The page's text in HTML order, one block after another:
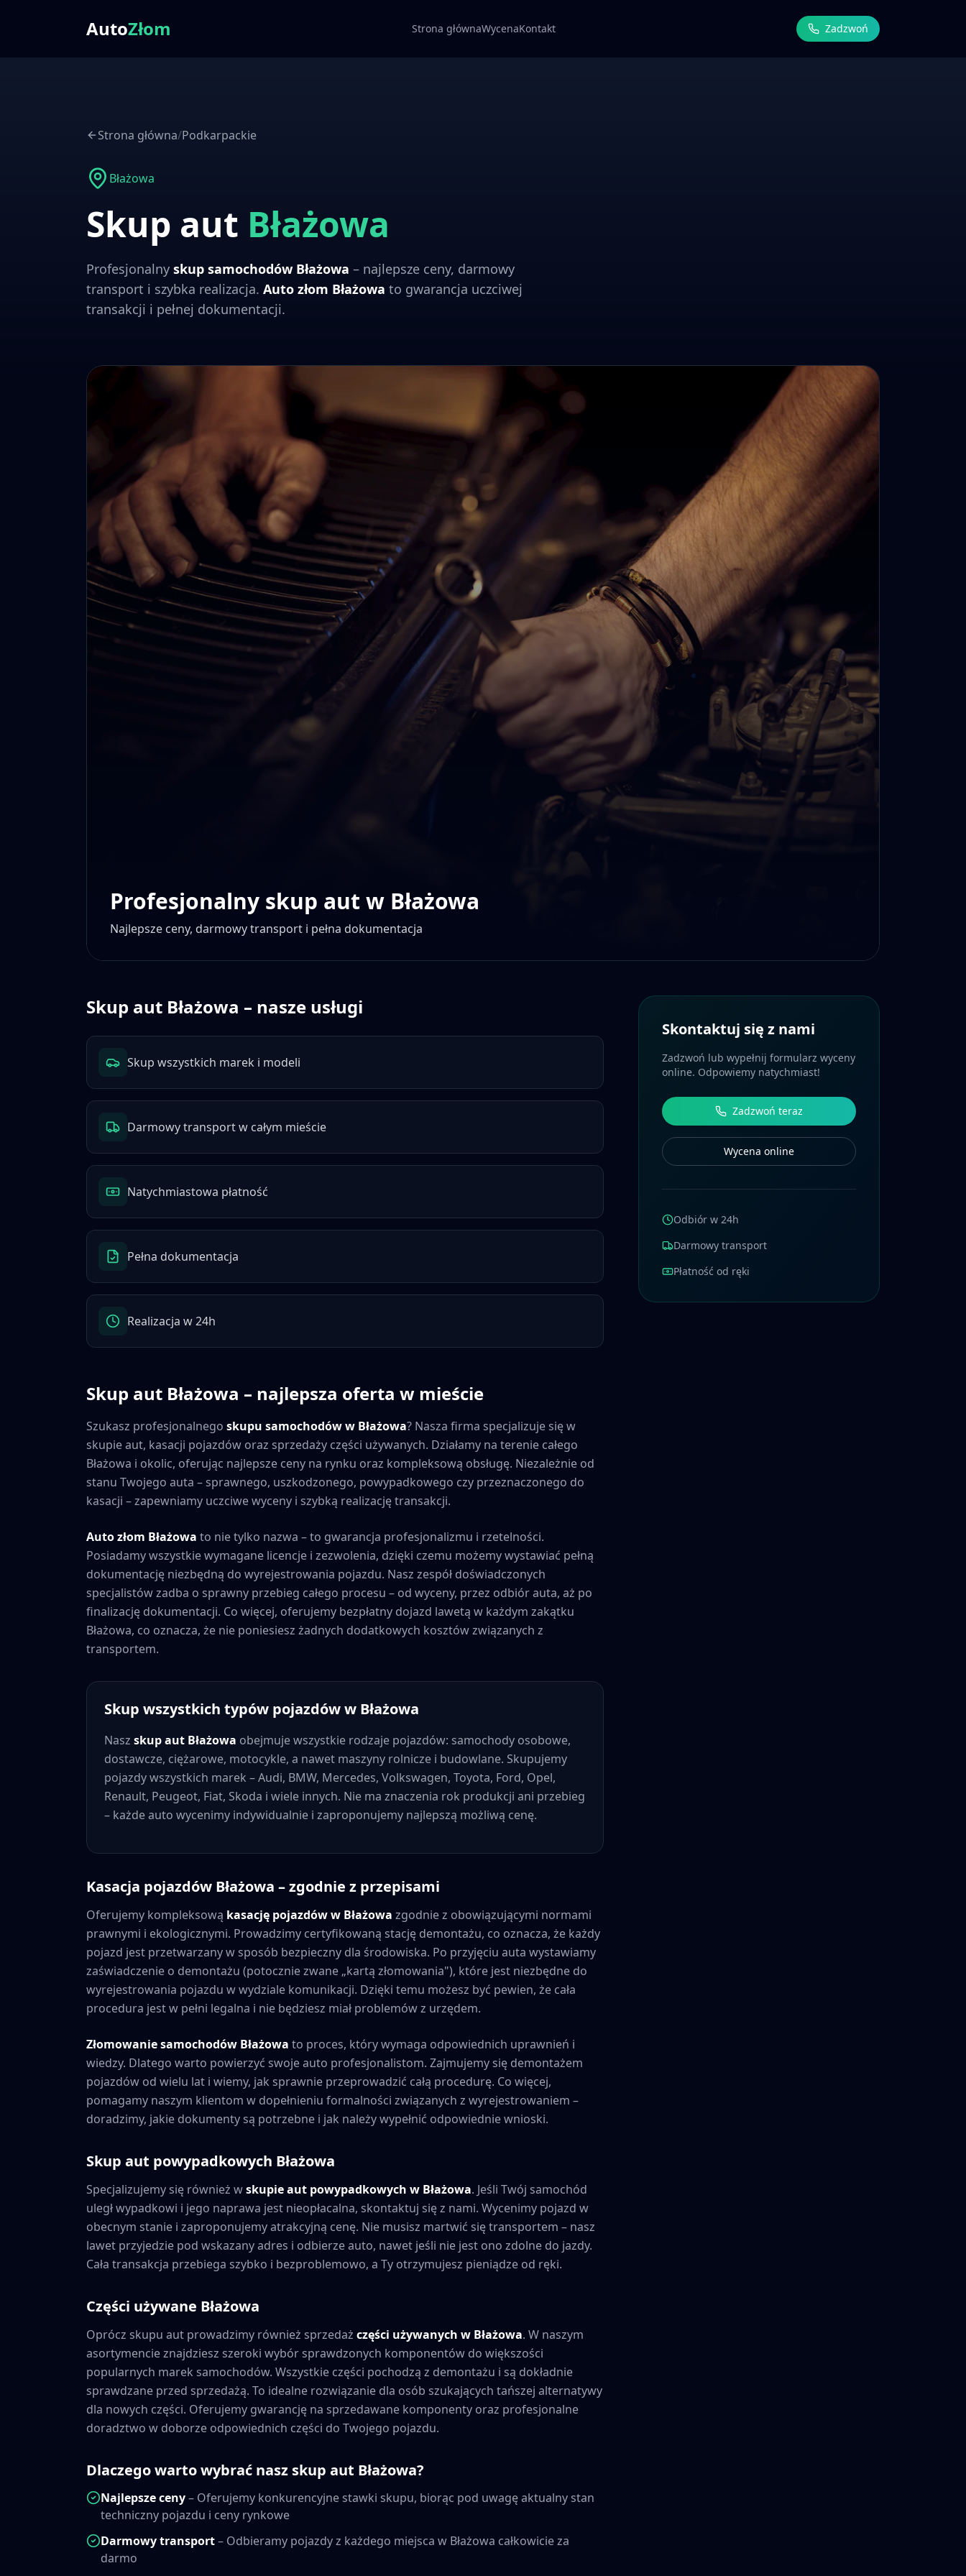
AutoZłom Strona głównaWycenaKontakt Zadzwoń
Strona główna/Podkarpackie
Błażowa
Skup aut Błażowa
Profesjonalny skup samochodów Błażowa – najlepsze ceny, darmowy
transport i szybka realizacja. Auto złom Błażowa to gwarancja uczciwej
transakcji i pełnej dokumentacji.
Profesjonalny skup aut w Błażowa
Najlepsze ceny, darmowy transport i pełna dokumentacja
Skup aut Błażowa – nasze usługi
Skup wszystkich marek i modeli
Darmowy transport w całym mieście
Natychmiastowa płatność
Pełna dokumentacja
Realizacja w 24h
Skup aut Błażowa – najlepsza oferta w mieście
Szukasz profesjonalnego skupu samochodów w Błażowa? Nasza firma specjalizuje się w
skupie aut, kasacji pojazdów oraz sprzedaży części używanych. Działamy na terenie całego
Błażowa i okolic, oferując najlepsze ceny na rynku oraz kompleksową obsługę. Niezależnie od
stanu Twojego auta – sprawnego, uszkodzonego, powypadkowego czy przeznaczonego do
kasacji – zapewniamy uczciwe wyceny i szybką realizację transakcji.
Auto złom Błażowa to nie tylko nazwa – to gwarancja profesjonalizmu i rzetelności.
Posiadamy wszystkie wymagane licencje i zezwolenia, dzięki czemu możemy wystawiać pełną
dokumentację niezbędną do wyrejestrowania pojazdu. Nasz zespół doświadczonych
specjalistów zadba o sprawny przebieg całego procesu – od wyceny, przez odbiór auta, aż po
finalizację dokumentacji. Co więcej, oferujemy bezpłatny dojazd lawetą w każdym zakątku
Błażowa, co oznacza, że nie poniesiesz żadnych dodatkowych kosztów związanych z
transportem.
Skup wszystkich typów pojazdów w Błażowa
Nasz skup aut Błażowa obejmuje wszystkie rodzaje pojazdów: samochody osobowe,
dostawcze, ciężarowe, motocykle, a nawet maszyny rolnicze i budowlane. Skupujemy
pojazdy wszystkich marek – Audi, BMW, Mercedes, Volkswagen, Toyota, Ford, Opel,
Renault, Peugeot, Fiat, Skoda i wiele innych. Nie ma znaczenia rok produkcji ani przebieg
– każde auto wycenimy indywidualnie i zaproponujemy najlepszą możliwą cenę.
Kasacja pojazdów Błażowa – zgodnie z przepisami
Oferujemy kompleksową kasację pojazdów w Błażowa zgodnie z obowiązującymi normami
prawnymi i ekologicznymi. Prowadzimy certyfikowaną stację demontażu, co oznacza, że każdy
pojazd jest przetwarzany w sposób bezpieczny dla środowiska. Po przyjęciu auta wystawiamy
zaświadczenie o demontażu (potocznie zwane „kartą złomowania"), które jest niezbędne do
wyrejestrowania pojazdu w wydziale komunikacji. Dzięki temu możesz być pewien, że cała
procedura jest w pełni legalna i nie będziesz miał problemów z urzędem.
Złomowanie samochodów Błażowa to proces, który wymaga odpowiednich uprawnień i
wiedzy. Dlatego warto powierzyć swoje auto profesjonalistom. Zajmujemy się demontażem
pojazdów od wielu lat i wiemy, jak sprawnie przeprowadzić całą procedurę. Co więcej,
pomagamy naszym klientom w dopełnieniu formalności związanych z wyrejestrowaniem –
doradzimy, jakie dokumenty są potrzebne i jak należy wypełnić odpowiednie wnioski.
Skup aut powypadkowych Błażowa
Specjalizujemy się również wskupie aut powypadkowych w Błażowa. Jeśli Twój samochód
uległ wypadkowi i jego naprawa jest nieopłacalna, skontaktuj się z nami. Wycenimy pojazd w
obecnym stanie i zaproponujemy atrakcyjną cenę. Nie musisz martwić się transportem – nasz
lawet przyjedzie pod wskazany adres i odbierze auto, nawet jeśli nie jest ono zdolne do jazdy.
Cała transakcja przebiega szybko i bezproblemowo, a Ty otrzymujesz pieniądze od ręki.
Części używane Błażowa
Oprócz skupu aut prowadzimy również sprzedaż części używanych w Błażowa. W naszym
asortymencie znajdziesz szeroki wybór sprawdzonych komponentów do większości
popularnych marek samochodów. Wszystkie części pochodzą z demontażu i są dokładnie
sprawdzane przed sprzedażą. To idealne rozwiązanie dla osób szukających tańszej alternatywy
dla nowych części. Oferujemy gwarancję na sprzedawane komponenty oraz profesjonalne
doradztwo w doborze odpowiednich części do Twojego pojazdu.
Dlaczego warto wybrać nasz skup aut Błażowa?
Najlepsze ceny– Oferujemy konkurencyjne stawki skupu, biorąc pod uwagę aktualny stan
techniczny pojazdu i ceny rynkowe
Darmowy transport– Odbieramy pojazdy z każdego miejsca w Błażowa całkowicie za
darmo
Skontaktuj się z nami
Zadzwoń lub wypełnij formularz wyceny
online. Odpowiemy natychmiast!
Zadzwoń teraz
Wycena online
Odbiór w 24h
Darmowy transport
Płatność od ręki